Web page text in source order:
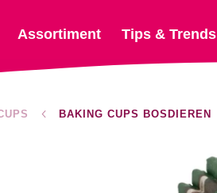
Assortiment Tips & Trends
BAKING CUPS BOSDIEREN